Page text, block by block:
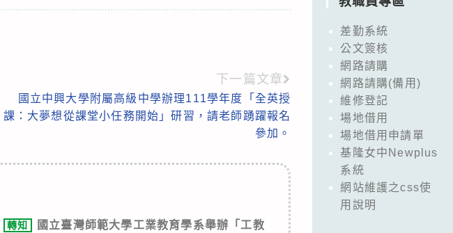
下一篇文章
國立中興大學附屬高級中學辦理111學年度「全英授
課：大夢想從課堂小任務開始」研習，請老師踴躍報名
參加。
轉知
國立臺灣師範大學工業教育學系舉辦「工教
差勤系統
公文簽核
網路請購
網路請購(備用)
維修登記
場地借用
場地借用申請單
基隆女中Newplus
系統
網站維護之css使
用說明